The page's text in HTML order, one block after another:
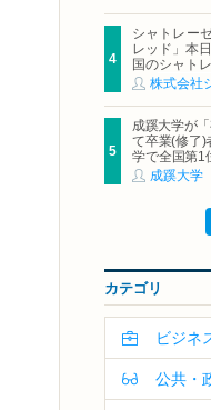
シャトレー
レッド」本
国のシャトレ
発売株式会社
成蹊大学が
て卒業(修了)
学で全国第1
比＋4.3pt）
ンクイン～
成蹊大学
カテゴリ
ビジネ
公共・